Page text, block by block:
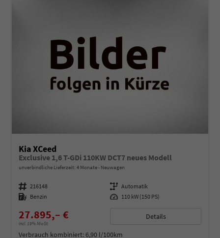
Kia XCeed
Exclusive 1,6 T-GDi 110KW DCT7 neues Modell
unverbindliche Lieferzeit: 4 Monate Neuwagen
Fahrzeugnummer 216148 Getriebe Automatik
Kraftstoff Benzin Leistung 110 kW (150 PS)
27.895,– €
incl. 19% MwSt.
Details
Verbrauch kombiniert:6,90 l/100km